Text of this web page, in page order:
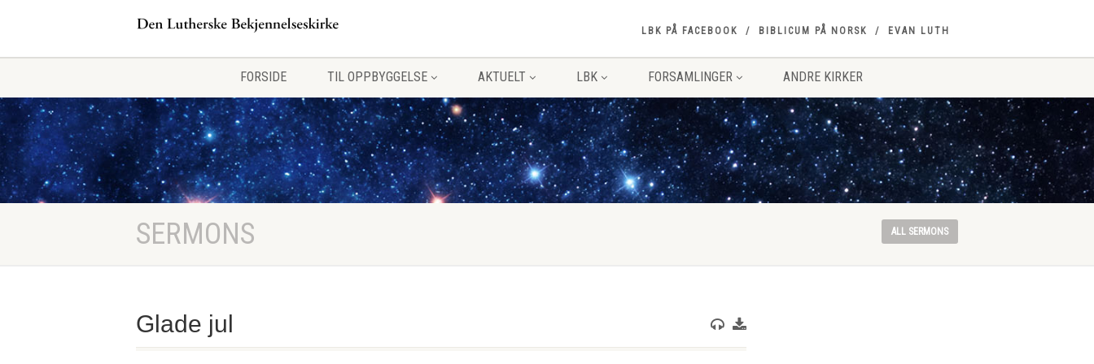
LBK PÅ FACEBOOK BIBLICUM PÅ NORSK EVAN LUTH
FORSIDE TIL OPPBYGGELSE AKTUELT LBK FORSAMLINGER ANDRE KIRKER
SERMONS ALL SERMONS
Glade jul